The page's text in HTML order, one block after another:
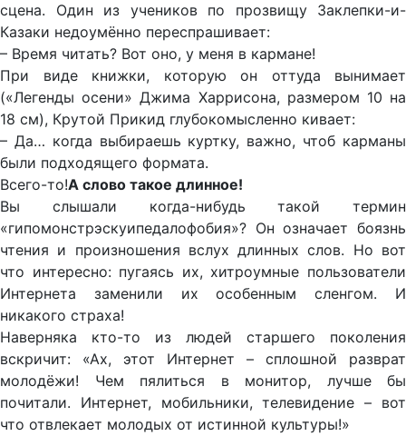
сцена. Один из учеников по прозвищу Заклепки-и-
Казаки недоумённо переспрашивает:
– Время читать? Вот оно, у меня в кармане!
При виде книжки, которую он оттуда вынимает
(«Легенды осени» Джима Харрисона, размером 10 на
18 см), Крутой Прикид глубокомысленно кивает:
– Да… когда выбираешь куртку, важно, чтоб карманы
были подходящего формата.
Всего-то!А слово такое длинное!
Вы слышали когда-нибудь такой термин
«гипомонстрэскуипедалофобия»? Он означает боязнь
чтения и произношения вслух длинных слов. Но вот
что интересно: пугаясь их, хитроумные пользователи
Интернета заменили их особенным сленгом. И
никакого страха!
Наверняка кто-то из людей старшего поколения
вскричит: «Ах, этот Интернет – сплошной разврат
молодёжи! Чем пялиться в монитор, лучше бы
почитали. Интернет, мобильники, телевидение – вот
что отвлекает молодых от истинной культуры!»